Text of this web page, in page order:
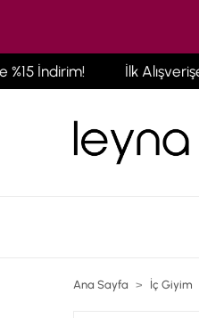
İndirim! İlk Alışverişe
Ana Sayfa İç Giyim